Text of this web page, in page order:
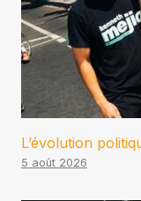
L’évolution
5 août 2026